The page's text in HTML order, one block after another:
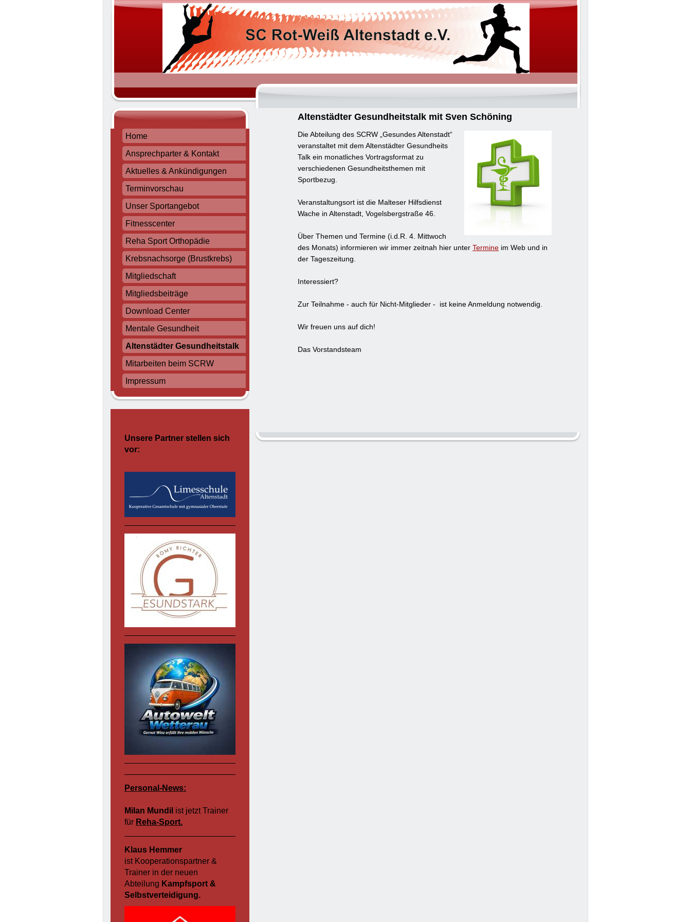
Altenstädter Gesundheitstalk mit Sven Schöning
Die Abteilung des SCRW „Gesundes Altenstadt“
veranstaltet mit dem Altenstädter Gesundheits
Talk ein monatliches Vortragsformat zu
verschiedenen Gesundheitsthemen mit
Sportbezug.
Veranstaltungsort ist die Malteser Hilfsdienst
Wache in Altenstadt, Vogelsbergstraße 46.
Über Themen und Termine (i.d.R. 4. Mittwoch
des Monats) informieren wir immer zeitnah hier unter Termine im Web und in
der Tageszeitung.
Interessiert?
Zur Teilnahme - auch für Nicht-Mitglieder - ist keine Anmeldung notwendig.
Wir freuen uns auf dich!
Das Vorstandsteam
Home
Ansprechparter & Kontakt
Aktuelles & Ankündigungen
Terminvorschau
Unser Sportangebot
Fitnesscenter
Reha Sport Orthopädie
Krebsnachsorge (Brustkrebs)
Mitgliedschaft
Mitgliedsbeiträge
Download Center
Mentale Gesundheit
Altenstädter Gesundheitstalk
Mitarbeiten beim SCRW
Impressum
Unsere Partner stellen sich
vor:
Personal-News:
Milan Mundil ist jetzt Trainer
für Reha-Sport.
Klaus Hemmer
ist Kooperationspartner &
Trainer in der neuen
Abteilung Kampfsport &
Selbstverteidigung.